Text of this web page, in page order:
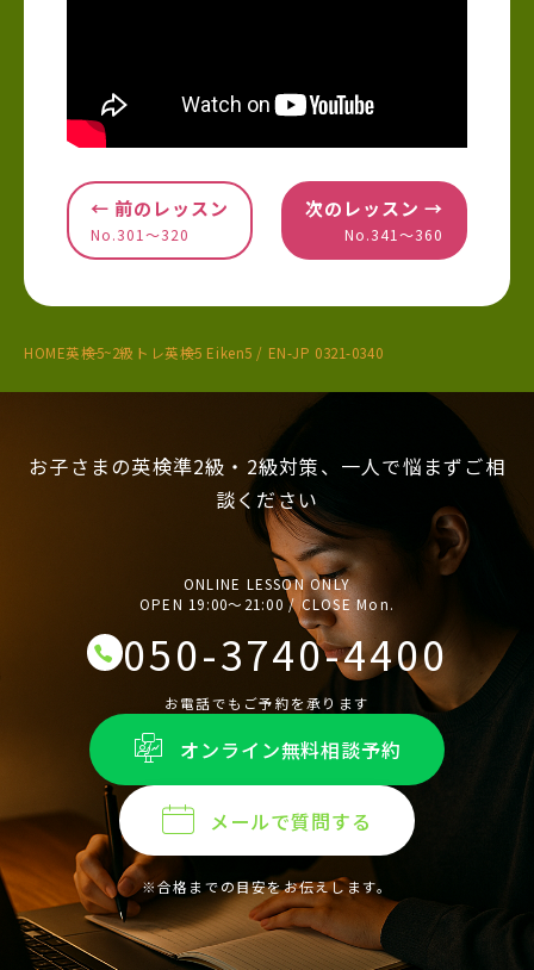
← 前のレッスン
No.301〜320
次のレッスン →
No.341〜360
HOME英検5~2級トレ英検5 Eiken5 / EN-JP 0321-0340
お子さまの英検準2級・2級対策、一人で悩まずご相
談ください
ONLINE LESSON ONLY
OPEN 19:00〜21:00 / CLOSE Mon.
050-3740-4400
お電話でもご予約を承ります
オンライン無料相談予約
メールで質問する
※合格までの目安をお伝えします。